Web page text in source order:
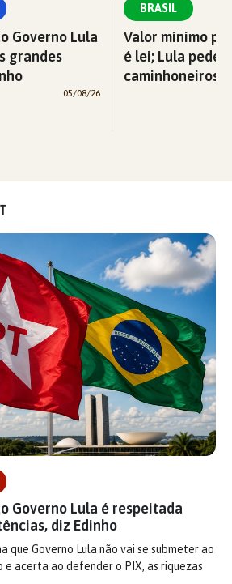
Governo Lula
grandes
05/08/26
BRASIL
Valor mínimo
é lei; Lula pede
caminhoneiros
Governo Lula é respeitada
diz Edinho
que Governo Lula não vai se submeter ao
e acerta ao defender o PIX, as riquezas